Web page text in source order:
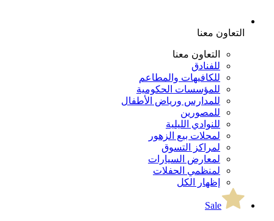
التعاون معنا
التعاون معنا
للفنادق
للكافيهات والمطاعم
للمؤسسات الحكومية
للمدارس ورياض الأطفال
للمصورين
للنوادي الليلية
لمحلات بيع الزهور
لمراكز التسوق
لمعارض السيارات
لمنظمي الحفلات
إظهار الكل
Sale